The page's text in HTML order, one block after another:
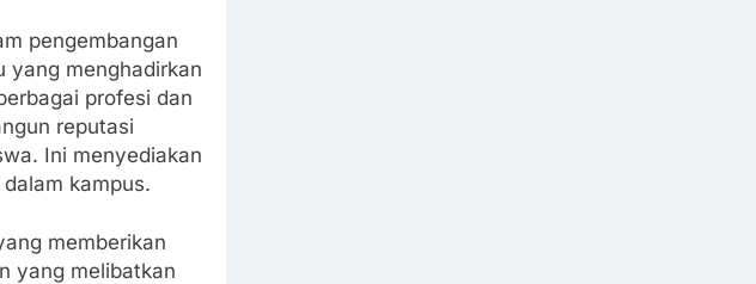
pengembangan
yang menghadirkan
profesi dan
reputasi
Ini menyediakan
kampus.
memberikan
yang melibatkan